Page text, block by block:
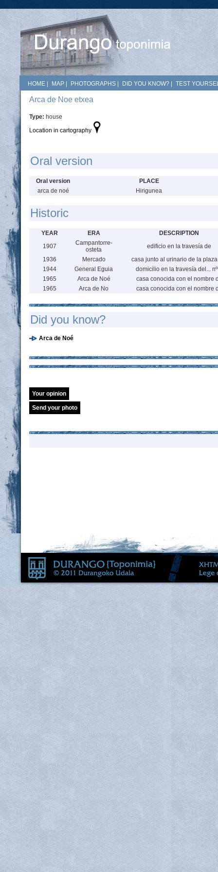
HOME MAP PHOTOGRAPHS DID YOU KNOW? TEST
Arca de Noe etxea
Type: house
Location in cartography
Oral version
Oral version
PLACE
arca de noé
Hirigunea
Historic
YEAR ERA
DESCRIPTION
1907
Campantorre-
osteta
edificio en la travesía de
1936
Mercado
casa junto al urinario de la
1944
General Eguia
domicilio en la travesía del...
1965
Arca de Noé
casa conocida con el nombre
1965
Arca de No casa conocida con el nombre
Did you know?
Arca de Noé
Your opinion
Send your photo